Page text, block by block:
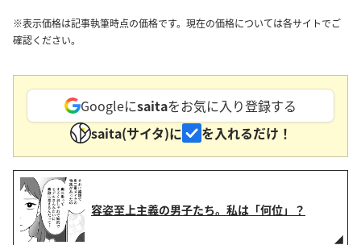
※表示価格は記事執筆時点の価格です。現在の価格については各サイトでご
確認ください。
Googleにsaitaをお気に入り登録する
saita(サイタ)に
を入れるだけ！
容姿至上主義の男子たち。私は「何位」？